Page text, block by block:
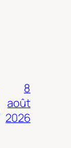
8
août
2026